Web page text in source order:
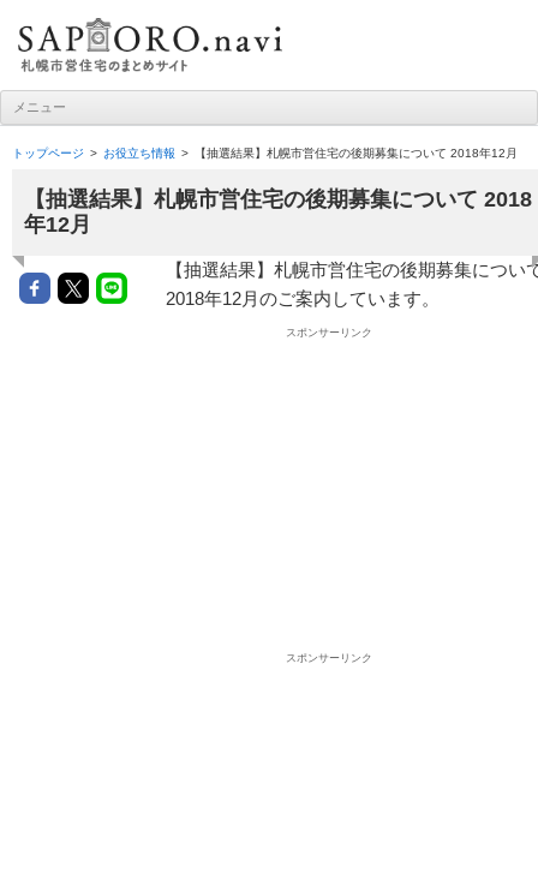
札幌市営住宅ナビ
メニュー
トップページ お役立ち情報 【抽選結果】札幌市営住宅の後期募集について 2018年12月
【抽選結果】札幌市営住宅の後期募集について 2018
年12月
【抽選結果】札幌市営住宅の後期募集につい
2018年12月のご案内しています。
スポンサーリンク
スポンサーリンク